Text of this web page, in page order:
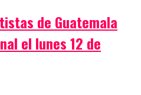
de Guatemala
el lunes 12 de